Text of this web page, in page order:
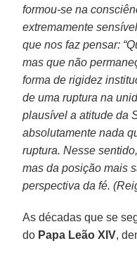
formou-se na
extremamente
que nos faz pensar:
mas que não
forma de rigidez
de uma ruptura na
plausível a atitude da
absolutamente nada
ruptura. Nesse
mas da posição mais
perspectiva da fé.
As décadas que se
do Papa Leão XIV,